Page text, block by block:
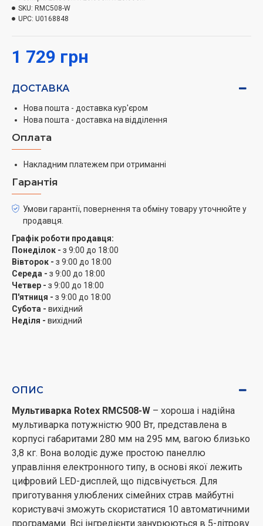
має подвійне антипригарне покриття.
звичайної електромережі через шнур завдовжки 1,2
м. Якщо говорити про додаткові можливості техніки,
тепла і таймер відстрочки. Завдяки останньому
процес приготування можна перенести на 24 год. В
упаковці товару присутні пластиковий контейнер для
варіння на пару, ложка з ополоником, мірний
стаканчик і книга з сотнею рецептів.
1 729 грн
SKU: RMC508-W
UPC: U0168848
ДОСТАВКА
Нова пошта - доставка кур'єром
Нова пошта - доставка на відділення
Оплата
Накладним платежем при отриманні
Гарантія
Умови гарантії, повернення та обміну товару уточнюйте у
продавця.
Графік роботи продавця:
Понеділок - з 9:00 до 18:00
Вівторок - з 9:00 до 18:00
Середа - з 9:00 до 18:00
Четвер - з 9:00 до 18:00
П'ятниця - з 9:00 до 18:00
Субота - вихідний
Неділя - вихідний
ОПИС
Мультиварка Rotex RMC508-W – хороша і надійна
мультиварка потужністю 900 Вт, представлена в
корпусі габаритами 280 мм на 295 мм, вагою близько
3,8 кг. Вона володіє дуже простою панеллю
управління електронного типу, в основі якої лежить
цифровий LED-дисплей, що підсвічується. Для
приготування улюблених сімейних страв майбутні
користувачі зможуть скористатися 10 автоматичними
програмами. Всі інгредієнти занурюються в 5-літрову